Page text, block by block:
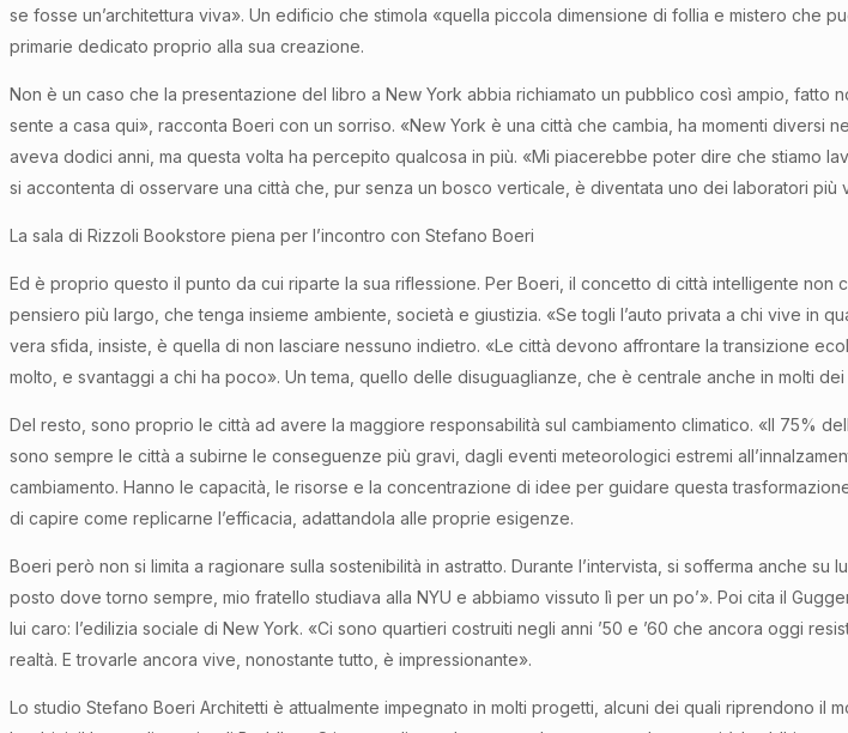
se fosse un’architettura viva». Un edificio che stimola «quella piccola dimensione di follia e mistero
primarie dedicato proprio alla sua creazione.
Non è un caso che la presentazione del libro a New York abbia richiamato un pubblico così ampio, fatto
sente a casa qui», racconta Boeri con un sorriso. «New York è una città che cambia, ha momenti diversi
aveva dodici anni, ma questa volta ha percepito qualcosa in più. «Mi piacerebbe poter dire che stiamo
si accontenta di osservare una città che, pur senza un bosco verticale, è diventata uno dei laboratori più
La sala di Rizzoli Bookstore piena per l’incontro con Stefano Boeri
Ed è proprio questo il punto da cui riparte la sua riflessione. Per Boeri, il concetto di città intelligente
pensiero più largo, che tenga insieme ambiente, società e giustizia. «Se togli l’auto privata a chi vive in
vera sfida, insiste, è quella di non lasciare nessuno indietro. «Le città devono affrontare la transizione
molto, e svantaggi a chi ha poco». Un tema, quello delle disuguaglianze, che è centrale anche in molti
Del resto, sono proprio le città ad avere la maggiore responsabilità sul cambiamento climatico. «Il 75%
sono sempre le città a subirne le conseguenze più gravi, dagli eventi meteorologici estremi
cambiamento. Hanno le capacità, le risorse e la concentrazione di idee per guidare questa
di capire come replicarne l’efficacia, adattandola alle proprie esigenze.
Boeri però non si limita a ragionare sulla sostenibilità in astratto. Durante l’intervista, si sofferma anche
posto dove torno sempre, mio fratello studiava alla NYU e abbiamo vissuto lì per un po’». Poi cita il
lui caro: l’edilizia sociale di New York. «Ci sono quartieri costruiti negli anni ’50 e ’60 che ancora oggi
realtà. E trovarle ancora vive, nonostante tutto, è impressionante».
Lo studio Stefano Boeri Architetti è attualmente impegnato in molti progetti, alcuni dei quali riprendono